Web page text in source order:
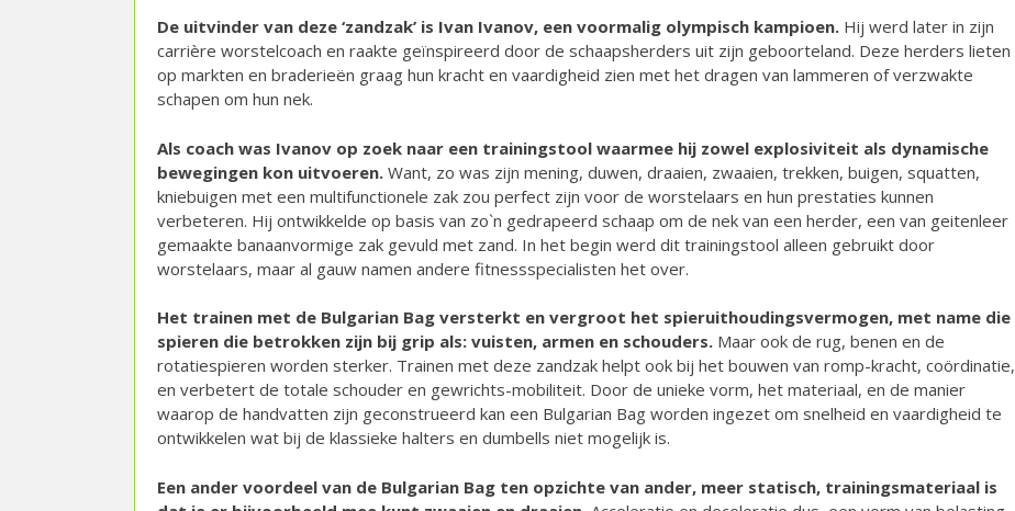
De uitvinder van deze ‘zandzak’ is Ivan Ivanov, een voormalig olympisch kampioen. Hij werd later in zijn
carrière worstelcoach en raakte geïnspireerd door de schaapsherders uit zijn geboorteland. Deze herders lieten
op markten en braderieën graag hun kracht en vaardigheid zien met het dragen van lammeren of verzwakte
schapen om hun nek.
Als coach was Ivanov op zoek naar een trainingstool waarmee hij zowel explosiviteit als dynamische
bewegingen kon uitvoeren. Want, zo was zijn mening, duwen, draaien, zwaaien, trekken, buigen, squatten,
kniebuigen met een multifunctionele zak zou perfect zijn voor de worstelaars en hun prestaties kunnen
verbeteren. Hij ontwikkelde op basis van zo`n gedrapeerd schaap om de nek van een herder, een van geitenleer
gemaakte banaanvormige zak gevuld met zand. In het begin werd dit trainingstool alleen gebruikt door
worstelaars, maar al gauw namen andere fitnessspecialisten het over.
Het trainen met de Bulgarian Bag versterkt en vergroot het spieruithoudingsvermogen, met name die
spieren die betrokken zijn bij grip als: vuisten, armen en schouders. Maar ook de rug, benen en de
rotatiespieren worden sterker. Trainen met deze zandzak helpt ook bij het bouwen van romp-kracht, coördinatie,
en verbetert de totale schouder en gewrichts-mobiliteit. Door de unieke vorm, het materiaal, en de manier
waarop de handvatten zijn geconstrueerd kan een Bulgarian Bag worden ingezet om snelheid en vaardigheid te
ontwikkelen wat bij de klassieke halters en dumbells niet mogelijk is.
Een ander voordeel van de Bulgarian Bag ten opzichte van ander, meer statisch, trainingsmateriaal is